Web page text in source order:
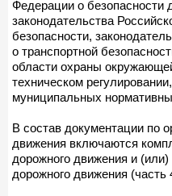
Федерации о безопасности
законодательства
безопасности,
о транспортной
области охраны
техническом
муниципальных
В состав документации по
движения включаются
дорожного движения и (или)
дорожного движения